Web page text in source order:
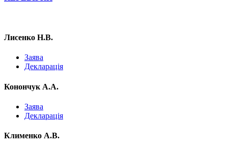
Лисенко Н.В.
Заява
Декларація
Конончук А.А.
Заява
Декларація
Клименко А.В.